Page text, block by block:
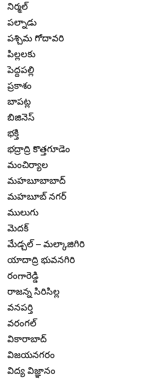
నిర్మల్
పల్నాడు
పశ్చిమ గోదావరి
పిల్లలకు
పెద్దపల్లి
ప్రకాశం
బాపట్ల
బిజినెస్
భక్తి
భద్రాద్రి కొత్తగూడెం
మంచిర్యాల
మహబూబాబాద్
మహబూబ్ నగర్
ములుగు
మెదక్
మేడ్చల్ – మల్కాజిగిరి
యాదాద్రి భువనగిరి
రంగారెడ్డి
రాజన్న సిరిసిల్ల
వనపర్తి
వరంగల్
వికారాబాద్
విజయనగరం
విద్య విజ్ఞానం